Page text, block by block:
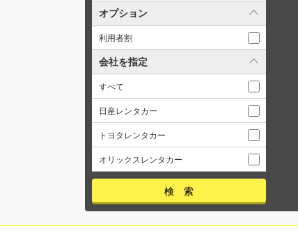
オプション
利用者割
会社を指定
すべて
日産レンタカー
トヨタレンタカー
オリックスレンタカー